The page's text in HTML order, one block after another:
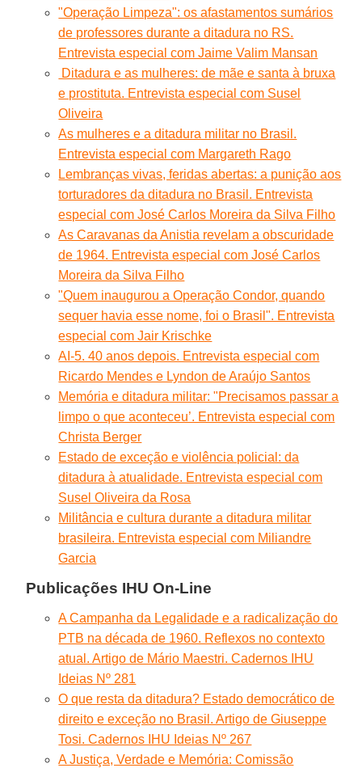
"Operação Limpeza": os afastamentos sumários
de professores durante a ditadura no RS.
Entrevista especial com Jaime Valim Mansan
Ditadura e as mulheres: de mãe e santa à bruxa
e prostituta. Entrevista especial com Susel
Oliveira
As mulheres e a ditadura militar no Brasil.
Entrevista especial com Margareth Rago
Lembranças vivas, feridas abertas: a punição aos
torturadores da ditadura no Brasil. Entrevista
especial com José Carlos Moreira da Silva Filho
As Caravanas da Anistia revelam a obscuridade
de 1964. Entrevista especial com José Carlos
Moreira da Silva Filho
"Quem inaugurou a Operação Condor, quando
sequer havia esse nome, foi o Brasil". Entrevista
especial com Jair Krischke
AI-5. 40 anos depois. Entrevista especial com
Ricardo Mendes e Lyndon de Araújo Santos
Memória e ditadura militar: "Precisamos passar a
limpo o que aconteceu’. Entrevista especial com
Christa Berger
Estado de exceção e violência policial: da
ditadura à atualidade. Entrevista especial com
Susel Oliveira da Rosa
Militância e cultura durante a ditadura militar
brasileira. Entrevista especial com Miliandre
Garcia
Publicações IHU On-Line
A Campanha da Legalidade e a radicalização do
PTB na década de 1960. Reflexos no contexto
atual. Artigo de Mário Maestri. Cadernos IHU
Ideias Nº 281
O que resta da ditadura? Estado democrático de
direito e exceção no Brasil. Artigo de Giuseppe
Tosi. Cadernos IHU Ideias Nº 267
A Justiça, Verdade e Memória: Comissão